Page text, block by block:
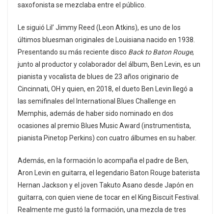
saxofonista se mezclaba entre el público.
Le siguió Lil’ Jimmy Reed (Leon Atkins), es uno de los
últimos bluesman originales de Louisiana nacido en 1938.
Presentando su más reciente disco Back to Baton Rouge,
junto al productor y colaborador del álbum, Ben Levin, es un
pianista y vocalista de blues de 23 años originario de
Cincinnati, OH y quien, en 2018, el dueto Ben Levin llegó a
las semifinales del International Blues Challenge en
Memphis, además de haber sido nominado en dos
ocasiones al premio Blues Music Award (instrumentista,
pianista Pinetop Perkins) con cuatro álbumes en su haber.
Además, en la formación lo acompaña el padre de Ben,
Aron Levin en guitarra, el legendario Baton Rouge baterista
Hernan Jackson y el joven Takuto Asano desde Japón en
guitarra, con quien viene de tocar en el King Biscuit Festival.
Realmente me gustó la formación, una mezcla de tres